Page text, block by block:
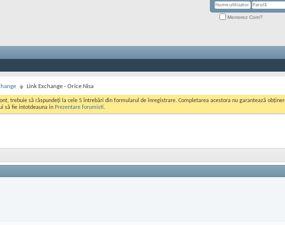
Memorez Cont?
Link Exchange - Orice Nisa
trebuie să răspundeți la cele 5 întrebări din formularul de înregistrare. Completarea acestora nu garantează
să fie intotdeauna in Prezentare forumisti.